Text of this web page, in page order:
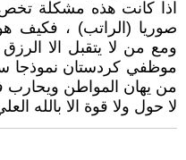
اذا كانت هذه مشكلة
صوريا (الراتب) ، فكيف
ومع من لا يتقبل الا
موظفي كردستان نموذجا
من يهان المواطن
لا حول ولا قوة الا بالله